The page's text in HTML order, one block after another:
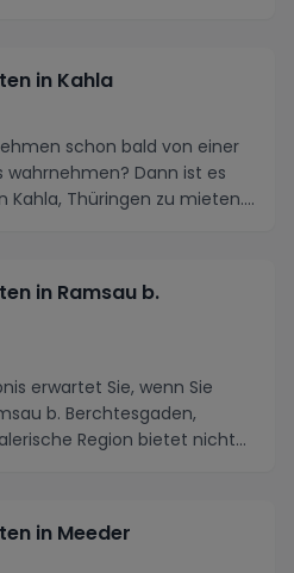
in Kahla
schon bald von einer
wahrnehmen? Dann ist es
Kahla, Thüringen zu mieten....
in Ramsau b.
erwartet Sie, wenn Sie
b. Berchtesgaden,
Region bietet nicht
in Meeder